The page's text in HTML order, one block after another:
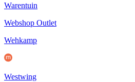
Warentuin
Webshop Outlet
Wehkamp
Westwing